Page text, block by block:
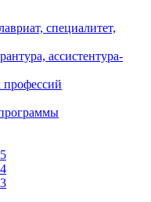
специалитет,
ассистентура-